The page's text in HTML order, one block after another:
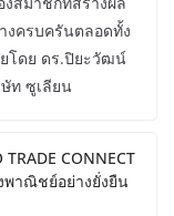
งครบครันตลอดทั้ง
โดย ดร.ปิยะวัฒน์
ท ซูเลียน
CONNECT
าณิชย์อย่างยั่งยืน